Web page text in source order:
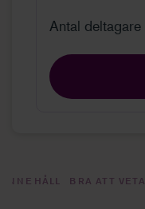
Antal deltagare
BRA ATT VETA